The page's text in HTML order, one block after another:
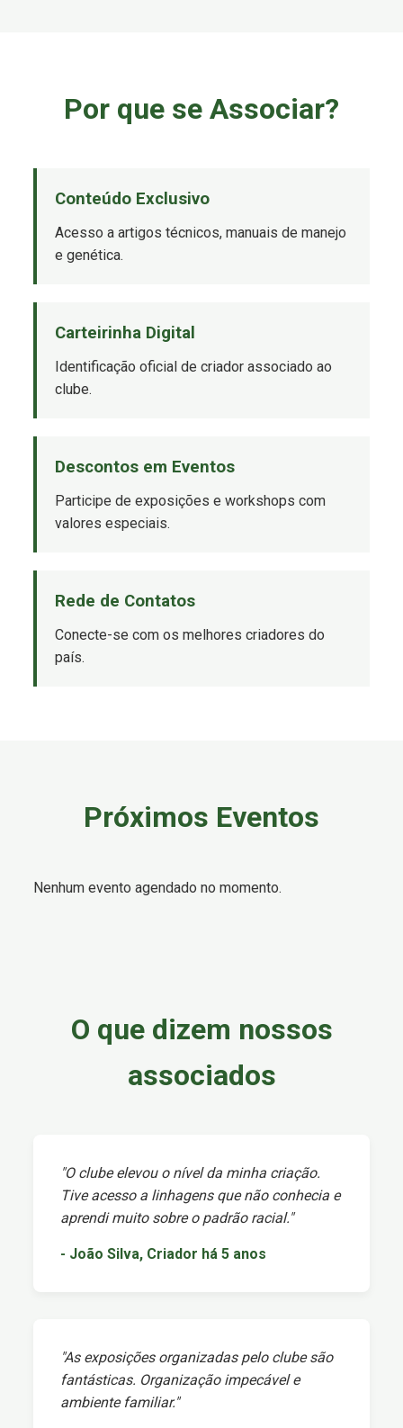
Por que se Associar?
Conteúdo Exclusivo
Acesso a artigos técnicos, manuais de manejo
e genética.
Carteirinha Digital
Identificação oficial de criador associado ao
clube.
Descontos em Eventos
Participe de exposições e workshops com
valores especiais.
Rede de Contatos
Conecte-se com os melhores criadores do
país.
Próximos Eventos
Nenhum evento agendado no momento.
O que dizem nossos
associados
"O clube elevou o nível da minha criação.
Tive acesso a linhagens que não conhecia e
aprendi muito sobre o padrão racial."
- João Silva, Criador há 5 anos
"As exposições organizadas pelo clube são
fantásticas. Organização impecável e
ambiente familiar."